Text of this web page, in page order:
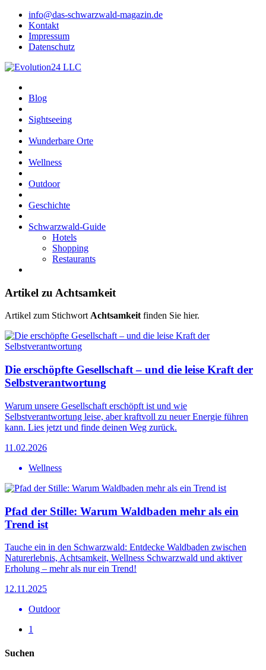
info@das-schwarzwald-magazin.de
Kontakt
Impressum
Datenschutz
Blog
Sightseeing
Wunderbare Orte
Wellness
Outdoor
Geschichte
Schwarzwald-Guide
Hotels
Shopping
Restaurants
Artikel zu Achtsamkeit
Artikel zum StichwortAchtsamkeitfinden Sie hier.
Die erschöpfte Gesellschaft – und die leise Kraft der
Selbstverantwortung
Warum unsere Gesellschaft erschöpft ist und wie
Selbstverantwortung leise, aber kraftvoll zu neuer Energie führen
kann. Lies jetzt und finde deinen Weg zurück.
11.02.2026
Wellness
Pfad der Stille: Warum Waldbaden mehr als ein
Trend ist
Tauche ein in den Schwarzwald: Entdecke Waldbaden zwischen
Naturerlebnis, Achtsamkeit, Wellness Schwarzwald und aktiver
Erholung – mehr als nur ein Trend!
12.11.2025
Outdoor
1
Suchen